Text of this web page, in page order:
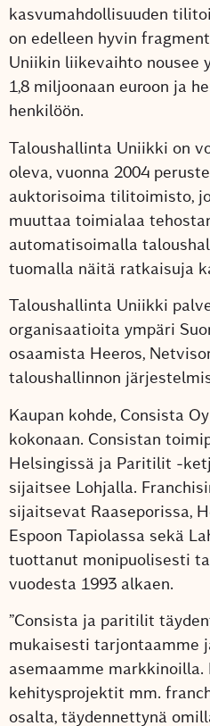
kasvumahdollisuuden
on edelleen hyvin
Uniikin liikevaihto nousee
1,8 miljoonaan euroon ja
henkilöön.
Taloushallinta Uniikki on
oleva, vuonna 2004
auktorisoima tilitoimisto,
muuttaa toimialaa
automatisoimalla
tuomalla näitä ratkaisuja
Taloushallinta Uniikki
organisaatioita ympäri
osaamista Heeros,
taloushallinnon
Kaupan kohde, Consista
kokonaan. Consistan
Helsingissä ja Paritilit -
sijaitsee Lohjalla.
sijaitsevat Raaseporissa,
Espoon Tapiolassa sekä
tuottanut monipuolisesti
vuodesta 1993 alkaen.
”Consista ja paritilit
mukaisesti tarjontaamme
asemaamme
kehitysprojektit mm.
osalta, täydennettynä